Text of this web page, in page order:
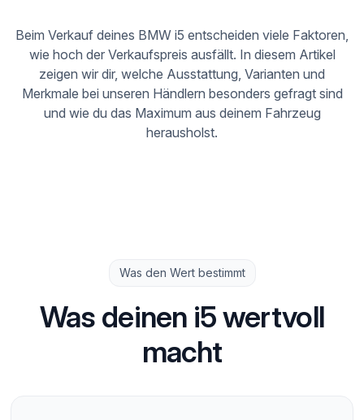
Beim Verkauf deines BMW i5 entscheiden viele Faktoren,
wie hoch der Verkaufspreis ausfällt. In diesem Artikel
zeigen wir dir, welche Ausstattung, Varianten und
Merkmale bei unseren Händlern besonders gefragt sind
und wie du das Maximum aus deinem Fahrzeug
herausholst.
Was den Wert bestimmt
Was deinen i5 wertvoll
macht